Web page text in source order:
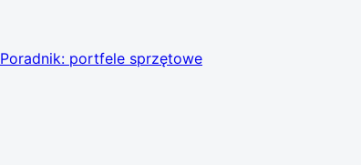
Poradnik: portfele sprzętowe